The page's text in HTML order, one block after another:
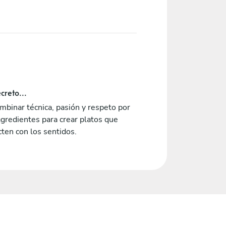
técnica, pasión y respeto por
para crear platos que
con los sentidos.